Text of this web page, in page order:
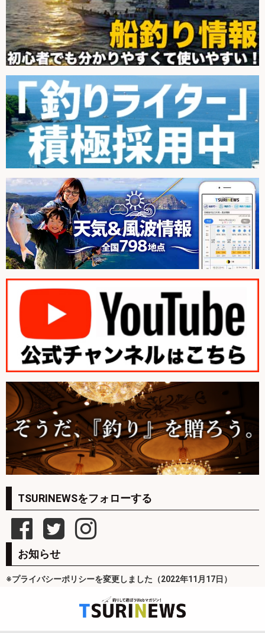
TSURINEWSをフォローする
お知らせ
※プライバシーポリシーを変更しました（2022年11月17日）